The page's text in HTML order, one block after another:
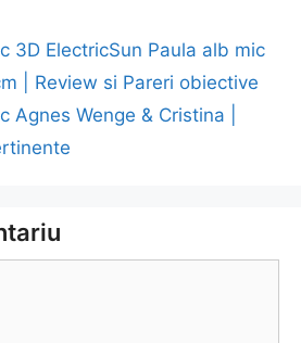
3D ElectricSun Paula alb mic
| Review si Pareri obiective
Agnes Wenge & Cristina |